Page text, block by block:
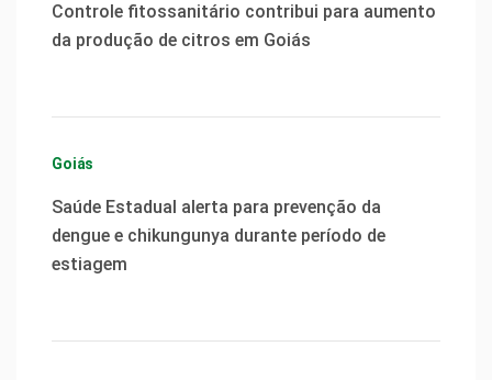
Controle fitossanitário contribui para aumento
da produção de citros em Goiás
Goiás
Saúde Estadual alerta para prevenção da
dengue e chikungunya durante período de
estiagem